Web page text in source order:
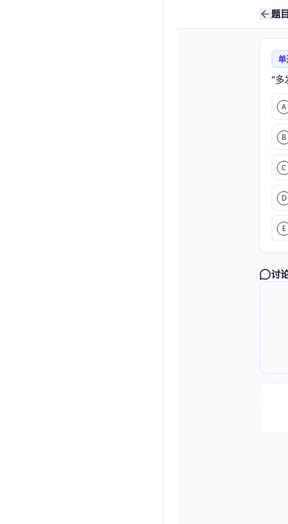
题
“
A
B
C
D
E
讨